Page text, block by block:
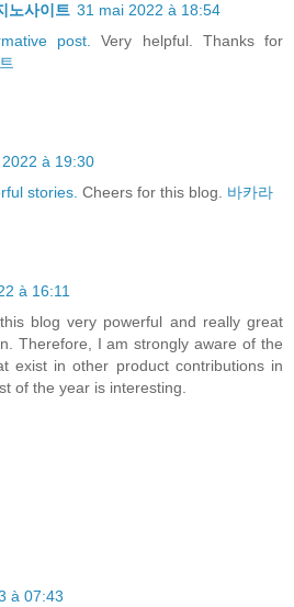
노사이트 31 mai 2022 à 18:54
post.Very helpful. Thanks for
à 19:30
stories. Cheers for this blog. 바카라
à 16:11
blog very powerful and really great
Therefore, I am strongly aware of the
exist in other product contributions in
of the year is interesting.
à 07:43